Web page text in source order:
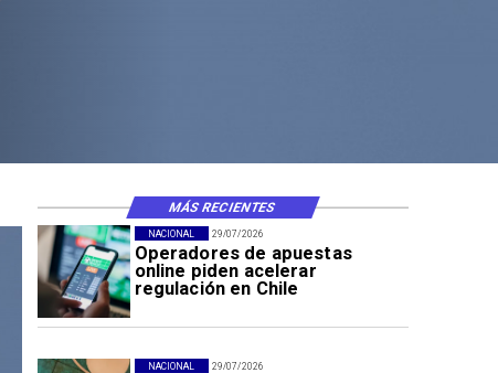
29/07/2026
Operadores de apuestas
online piden acelerar
regulación en Chile
NACIONAL
29/07/2026
NACIONAL
MÁS RECIENTES